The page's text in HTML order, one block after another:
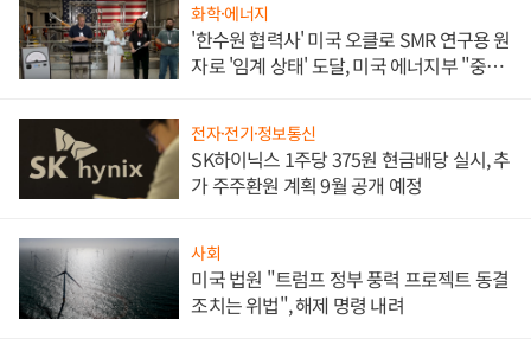
화학·에너지
'한수원 협력사' 미국 오클로 SMR 연구용 원
자로 '임계 상태' 도달, 미국 에너지부 "중요
전자·전기·정보통신
SK하이닉스 1주당 375원 현금배당 실시, 추
가 주주환원 계획 9월 공개 예정
사회
미국 법원 "트럼프 정부 풍력 프로젝트 동결
조치는 위법", 해제 명령 내려